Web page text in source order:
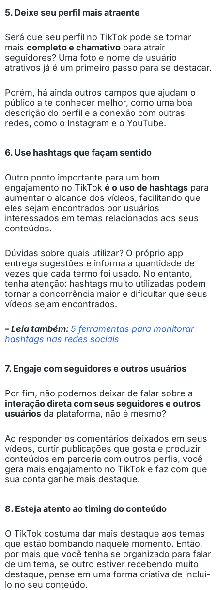
5. Deixe seu perfil mais atraente
Será que seu perfil no TikTok pode se tornar
mais completo e chamativo para atrair
seguidores? Uma foto e nome de usuário
atrativos já é um primeiro passo para se destacar.
Porém, há ainda outros campos que ajudam o
público a te conhecer melhor, como uma boa
descrição do perfil e a conexão com outras
redes, como o Instagram e o YouTube.
6. Use hashtags que façam sentido
Outro ponto importante para um bom
engajamento no TikTok é o uso de hashtags para
aumentar o alcance dos vídeos, facilitando que
eles sejam encontrados por usuários
interessados em temas relacionados aos seus
conteúdos.
Dúvidas sobre quais utilizar? O próprio app
entrega sugestões e informa a quantidade de
vezes que cada termo foi usado. No entanto,
tenha atenção: hashtags muito utilizadas podem
tornar a concorrência maior e dificultar que seus
vídeos sejam encontrados.
– Leia também: 5 ferramentas para monitorar
hashtags nas redes sociais
7. Engaje com seguidores e outros usuários
Por fim, não podemos deixar de falar sobre a
interação direta com seus seguidores e outros
usuários da plataforma, não é mesmo?
Ao responder os comentários deixados em seus
vídeos, curtir publicações que gosta e produzir
conteúdos em parceria com outros perfis, você
gera mais engajamento no TikTok e faz com que
sua conta ganhe mais destaque.
8. Esteja atento ao timing do conteúdo
O TikTok costuma dar mais destaque aos temas
que estão bombando naquele momento. Então,
por mais que você tenha se organizado para falar
de um tema, se outro estiver recebendo muito
destaque, pense em uma forma criativa de incluí-
lo no seu conteúdo.